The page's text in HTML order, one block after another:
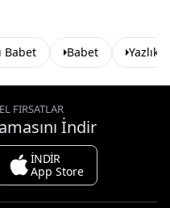
Babet Babet Yazlık
FIRSATLAR
İndir
İNDİR
App Store